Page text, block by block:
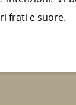
frati e suore.